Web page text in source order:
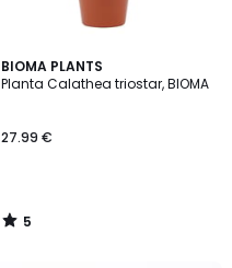
BIOMA PLANTS
Planta Calathea triostar, BIOMA
27.99 €
5
/
5
/